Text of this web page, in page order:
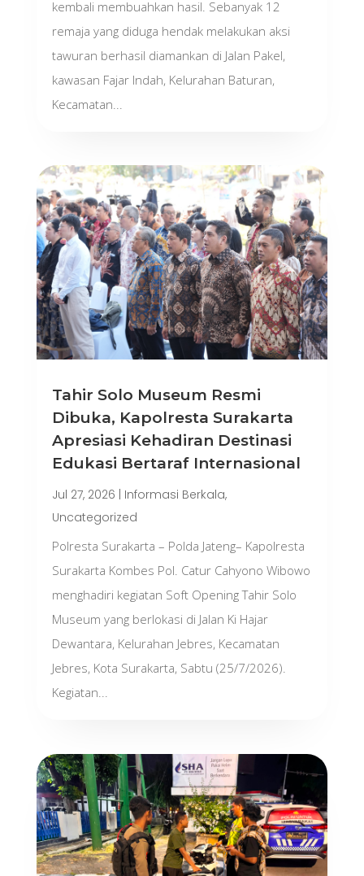
kembali membuahkan hasil. Sebanyak 12
remaja yang diduga hendak melakukan aksi
tawuran berhasil diamankan di Jalan Pakel,
kawasan Fajar Indah, Kelurahan Baturan,
Kecamatan...
Tahir Solo Museum Resmi
Dibuka, Kapolresta Surakarta
Apresiasi Kehadiran Destinasi
Edukasi Bertaraf Internasional
Jul 27, 2026 Informasi Berkala,
Uncategorized
Polresta Surakarta – Polda Jateng– Kapolresta
Surakarta Kombes Pol. Catur Cahyono Wibowo
menghadiri kegiatan Soft Opening Tahir Solo
Museum yang berlokasi di Jalan Ki Hajar
Dewantara, Kelurahan Jebres, Kecamatan
Jebres, Kota Surakarta, Sabtu (25/7/2026).
Kegiatan...